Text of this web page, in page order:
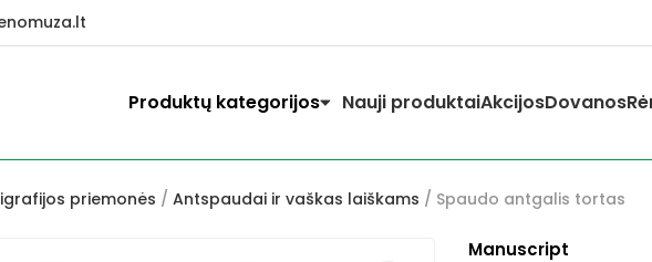
Produktų kategorijos Nauji produktaiAkcijosDovanos
priemonės / Antspaudai ir vaškas laiškams / Spaudo antgalis tortas
Manuscript